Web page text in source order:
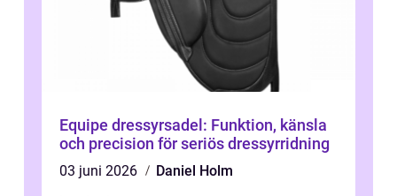
Equipe dressyrsadel: Funktion, känsla
och precision för seriös dressyrridning
03 juni 2026
Daniel Holm